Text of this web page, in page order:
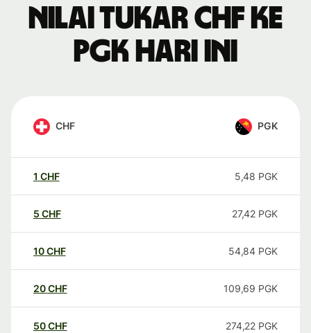
Nilai tukar CHF ke
PGK hari ini
CHF PGK
1 CHF 5,48 PGK
5 CHF 27,42 PGK
10CHF 54,84 PGK
20CHF 109,69 PGK
50CHF 274,22 PGK